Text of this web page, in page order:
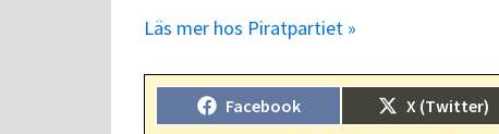
Läs mer hos Piratpartiet »
Dela
på
Facebook
Dela
på
X (Twitter)